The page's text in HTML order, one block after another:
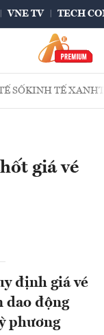
VNE TV TECH
SỐKINH TẾ XANH
giá vé
định giá vé
dao động
phương